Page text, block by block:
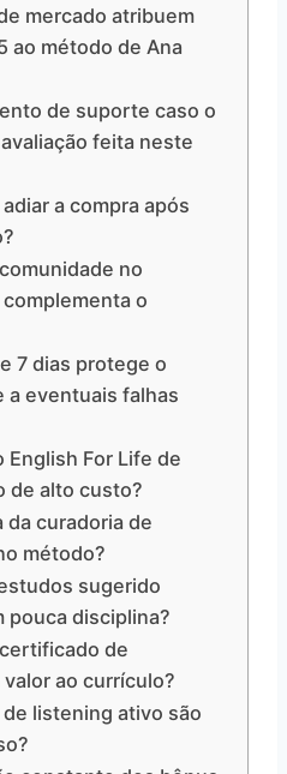
mercado atribuem
ao método de Ana
de suporte caso o
feita neste
a compra após
no
o
7 dias protege o
eventuais falhas
English For Life de
de alto custo?
da curadoria de
método?
sugerido
pouca disciplina?
de
ao currículo?
listening ativo são